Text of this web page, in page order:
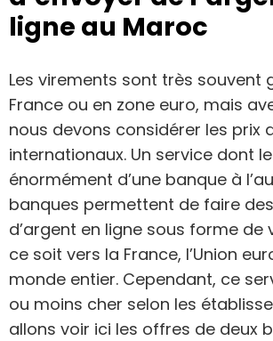
ligne au Maroc
Les virements sont très souvent
France ou en zone euro, mais
nous devons considérer les prix
internationaux. Un service dont
énormément d’une banque à
banques permettent de faire
d’argent en ligne sous forme de
ce soit vers la France, l’Union
monde entier. Cependant, ce
ou moins cher selon les
allons voir ici les offres de deux